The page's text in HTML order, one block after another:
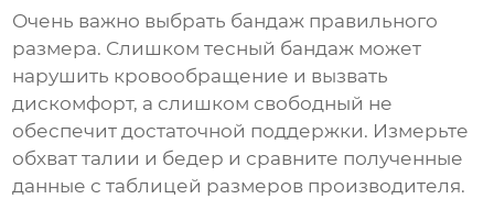
Очень важно выбрать бандаж правильного
размера. Слишком тесный бандаж может
нарушить кровообращение и вызвать
дискомфорт, а слишком свободный не
обеспечит достаточной поддержки. Измерьте
обхват талии и бедер и сравните полученные
данные с таблицей размеров производителя.